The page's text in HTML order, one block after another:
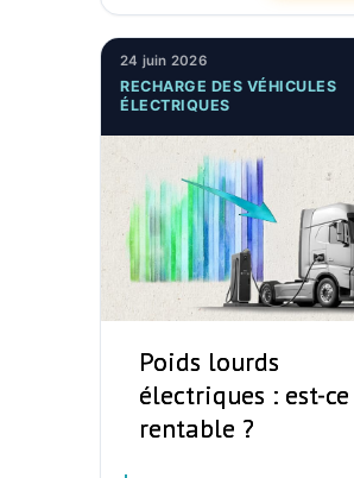
24 juin 2026
RECHARGE DES VÉHICULES
ÉLECTRIQUES
Poids lourds
électriques : est-ce
rentable ?